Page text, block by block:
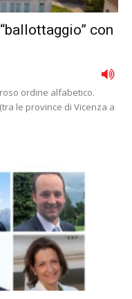
con
ordine alfabetico.
le province di Vicenza a